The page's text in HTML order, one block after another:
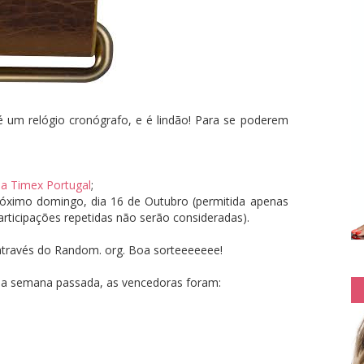
um relógio cronógrafo, e é lindão! Para se poderem
Timex Portugal;
domingo, dia 16 de Outubro (permitida apenas
repetidas não serão consideradas).
do Random. org. Boa sorteeeeeee!
semana passada, as vencedoras foram: